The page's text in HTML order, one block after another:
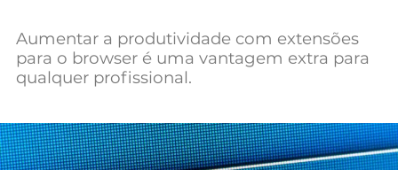
Negócios
Mundial 2026
Aumentar a produtividade com extensões
para o browser é uma vantagem extra para
qualquer profissional.